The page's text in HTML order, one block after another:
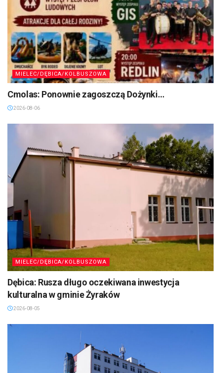
MIELEC/DĘBICA/KOLBUSZOWA
Cmolas: Ponownie zagoszczą Dożynki…
2026-08-06
MIELEC/DĘBICA/KOLBUSZOWA
Dębica: Rusza długo oczekiwana inwestycja
kulturalna w gminie Żyraków
2026-08-05